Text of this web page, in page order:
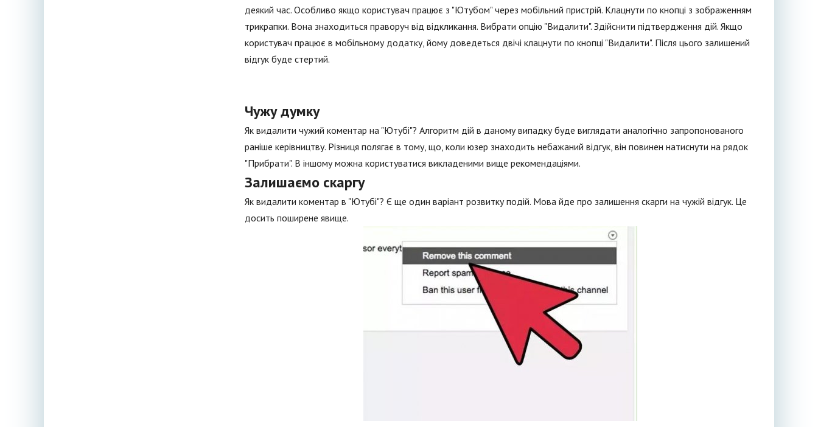
деякий час. Особливо якщо користувач працює з "Ютубом" через мобільний пристрій. Клацнути по кнопці з зображенням
трикрапки. Вона знаходиться праворуч від відкликання. Вибрати опцію "Видалити". Здійснити підтвердження дій. Якщо
користувач працює в мобільному додатку, йому доведеться двічі клацнути по кнопці "Видалити". Після цього залишений
відгук буде стертий.
Чужу думку
Як видалити чужий коментар на "Ютубі"? Алгоритм дій в даному випадку буде виглядати аналогічно запропонованого
раніше керівництву. Різниця полягає в тому, що, коли юзер знаходить небажаний відгук, він повинен натиснути на рядок
"Прибрати". В іншому можна користуватися викладеними вище рекомендаціями.
Залишаємо скаргу
Як видалити коментар в "Ютубі"? Є ще один варіант розвитку подій. Мова йде про залишення скарги на чужій відгук. Це
досить поширене явище.